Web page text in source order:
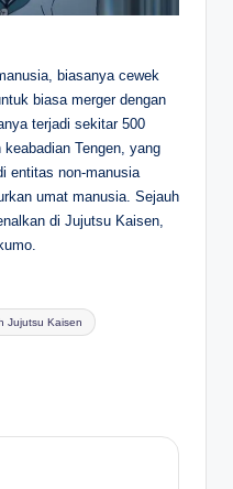
biasanya cewek
biasa merger dengan
terjadi sekitar 500
Tengen, yang
entitas non-manusia
umat manusia. Sejauh
di Jujutsu Kaisen,
Jujutsu Kaisen